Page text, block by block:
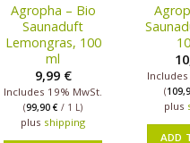
Agropha – Bio
Saunaduft
Lemongras, 100
ml
9,99 €
Includes 19% MwSt.
(99,90 € / 1 L)
plus shipping
Includes
(
plus
ADD